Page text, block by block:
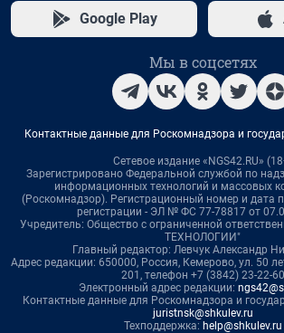
Google Play
Мы в соцсетях
Контактные данные для Роскомнадзора и
Сетевое издание «NGS42.RU»
Зарегистрировано Федеральной службой по
информационных технологий и массовых
(Роскомнадзор). Регистрационный номер и дата
регистрации - ЭЛ № ФС 77-78817 от
Учредитель: Общество с ограниченной
ТЕХНОЛОГИИ"
Главный редактор: Левчук Александр
Адрес редакции: 650000, Россия, Кемерово, ул. 50
201, телефон +7 (3842) 23-22-60
Электронный адрес редакции:
Контактные данные для Роскомнадзора и
juristnsk@shkulev.ru
Техподдержка: help@shkulev.ru